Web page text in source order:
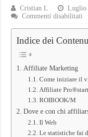
Cristian L Luglio
Commenti disabilitati
Indice dei
Affiliate Marketing
Come iniziare il
Affiliate Pro®start
ROIBOOK/M
Dove e con chi
Il Web
Le statistiche fai